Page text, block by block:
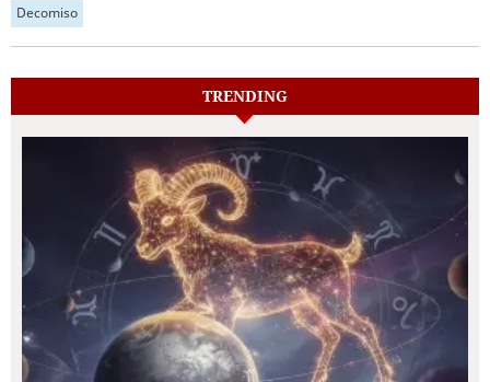
Decomiso
TRENDING